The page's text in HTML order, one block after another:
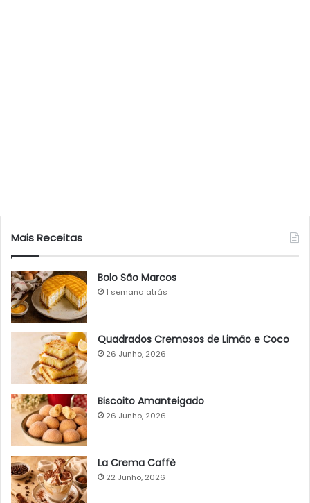
Mais Receitas
Bolo São Marcos
1 semana atrás
Quadrados Cremosos de Limão e Coco
26 Junho, 2026
Biscoito Amanteigado
26 Junho, 2026
La Crema Caffè
22 Junho, 2026